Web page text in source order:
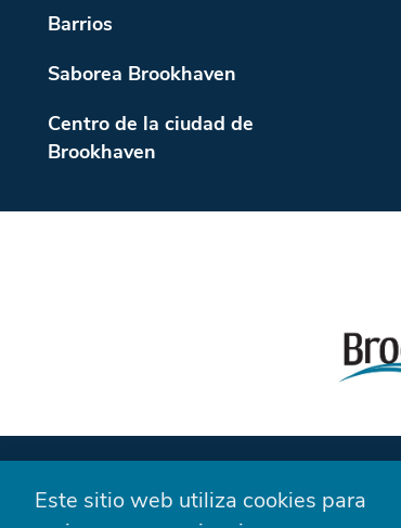
Barrios
Saborea Brookhaven
Centro de la ciudad de
Brookhaven
Este sitio web utiliza cookies para